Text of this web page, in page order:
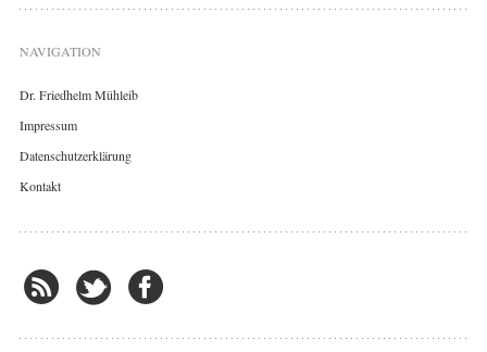
NAVIGATION
Dr. Friedhelm Mühleib
Impressum
Datenschutzerklärung
Kontakt